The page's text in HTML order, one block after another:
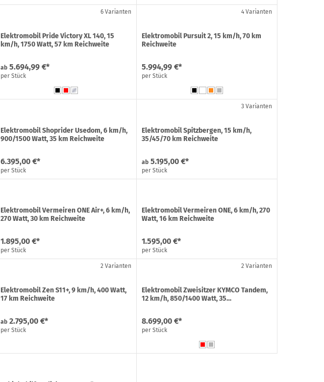
6 Varianten
Elektromobil Pride Victory XL 140, 15
km/h, 1750 Watt, 57 km Reichweite
ab 5.694,99 €*
per Stück
4 Varianten
Elektromobil Pursuit 2, 15 km/h, 70 km
Reichweite
5.994,99 €*
per Stück
Elektromobil Shoprider Usedom, 6 km/h,
900/1500 Watt, 35 km Reichweite
6.395,00 €*
per Stück
3 Varianten
Elektromobil Spitzbergen, 15 km/h,
35/45/70 km Reichweite
ab5.195,00 €*
per Stück
Elektromobil Vermeiren ONE Air+, 6 km/h,
270 Watt, 30 km Reichweite
1.895,00 €*
per Stück
Elektromobil Vermeiren ONE, 6 km/h, 270
Watt, 16 km Reichweite
1.595,00 €*
per Stück
2 Varianten
Elektromobil Zen S11+, 9 km/h, 400 Watt,
17 km Reichweite
ab 2.795,00 €*
per Stück
2 Varianten
Elektromobil Zweisitzer KYMCO Tandem,
12 km/h, 850/1400 Watt, 35…
8.699,00 €*
per Stück